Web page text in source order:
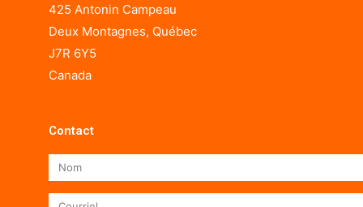
425 Antonin Campeau
Deux Montagnes, Québec
J7R 6Y5
Canada
Contact
Nom
Courriel